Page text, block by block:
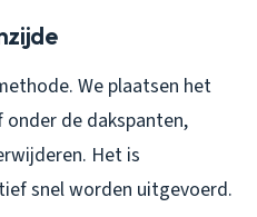
We plaatsen het
de dakspanten,
Het is
snel worden uitgevoerd.